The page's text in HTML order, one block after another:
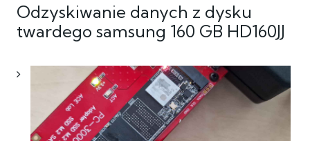
Odzyskiwanie danych z dysku
twardego samsung 160 GB HD160JJ